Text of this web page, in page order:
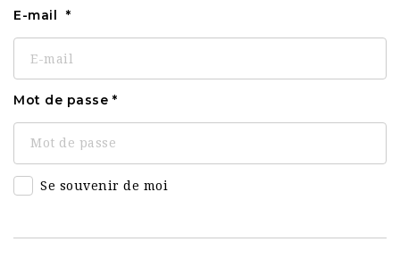
E-mail
Mot de passe
Se souvenir de moi